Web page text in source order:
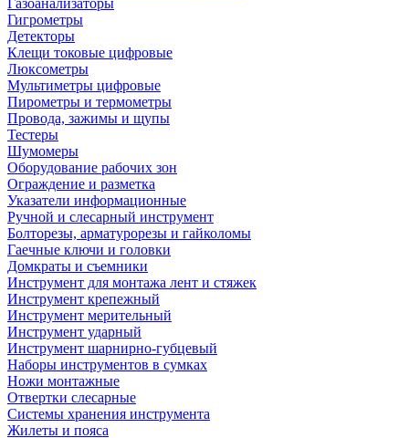
Газоанализаторы
Гигрометры
Детекторы
Клещи токовые цифровые
Люксометры
Мультиметры цифровые
Пирометры и термометры
Провода, зажимы и щупы
Тестеры
Шумомеры
Оборудование рабочих зон
Ограждение и разметка
Указатели информационные
Ручной и слесарный инструмент
Болторезы, арматурорезы и гайколомы
Гаечные ключи и головки
Домкраты и съемники
Инструмент для монтажа лент и стяжек
Инструмент крепежный
Инструмент мерительный
Инструмент ударный
Инструмент шарнирно-губцевый
Наборы инструментов в сумках
Ножи монтажные
Отвертки слесарные
Системы хранения инструмента
Жилеты и пояса